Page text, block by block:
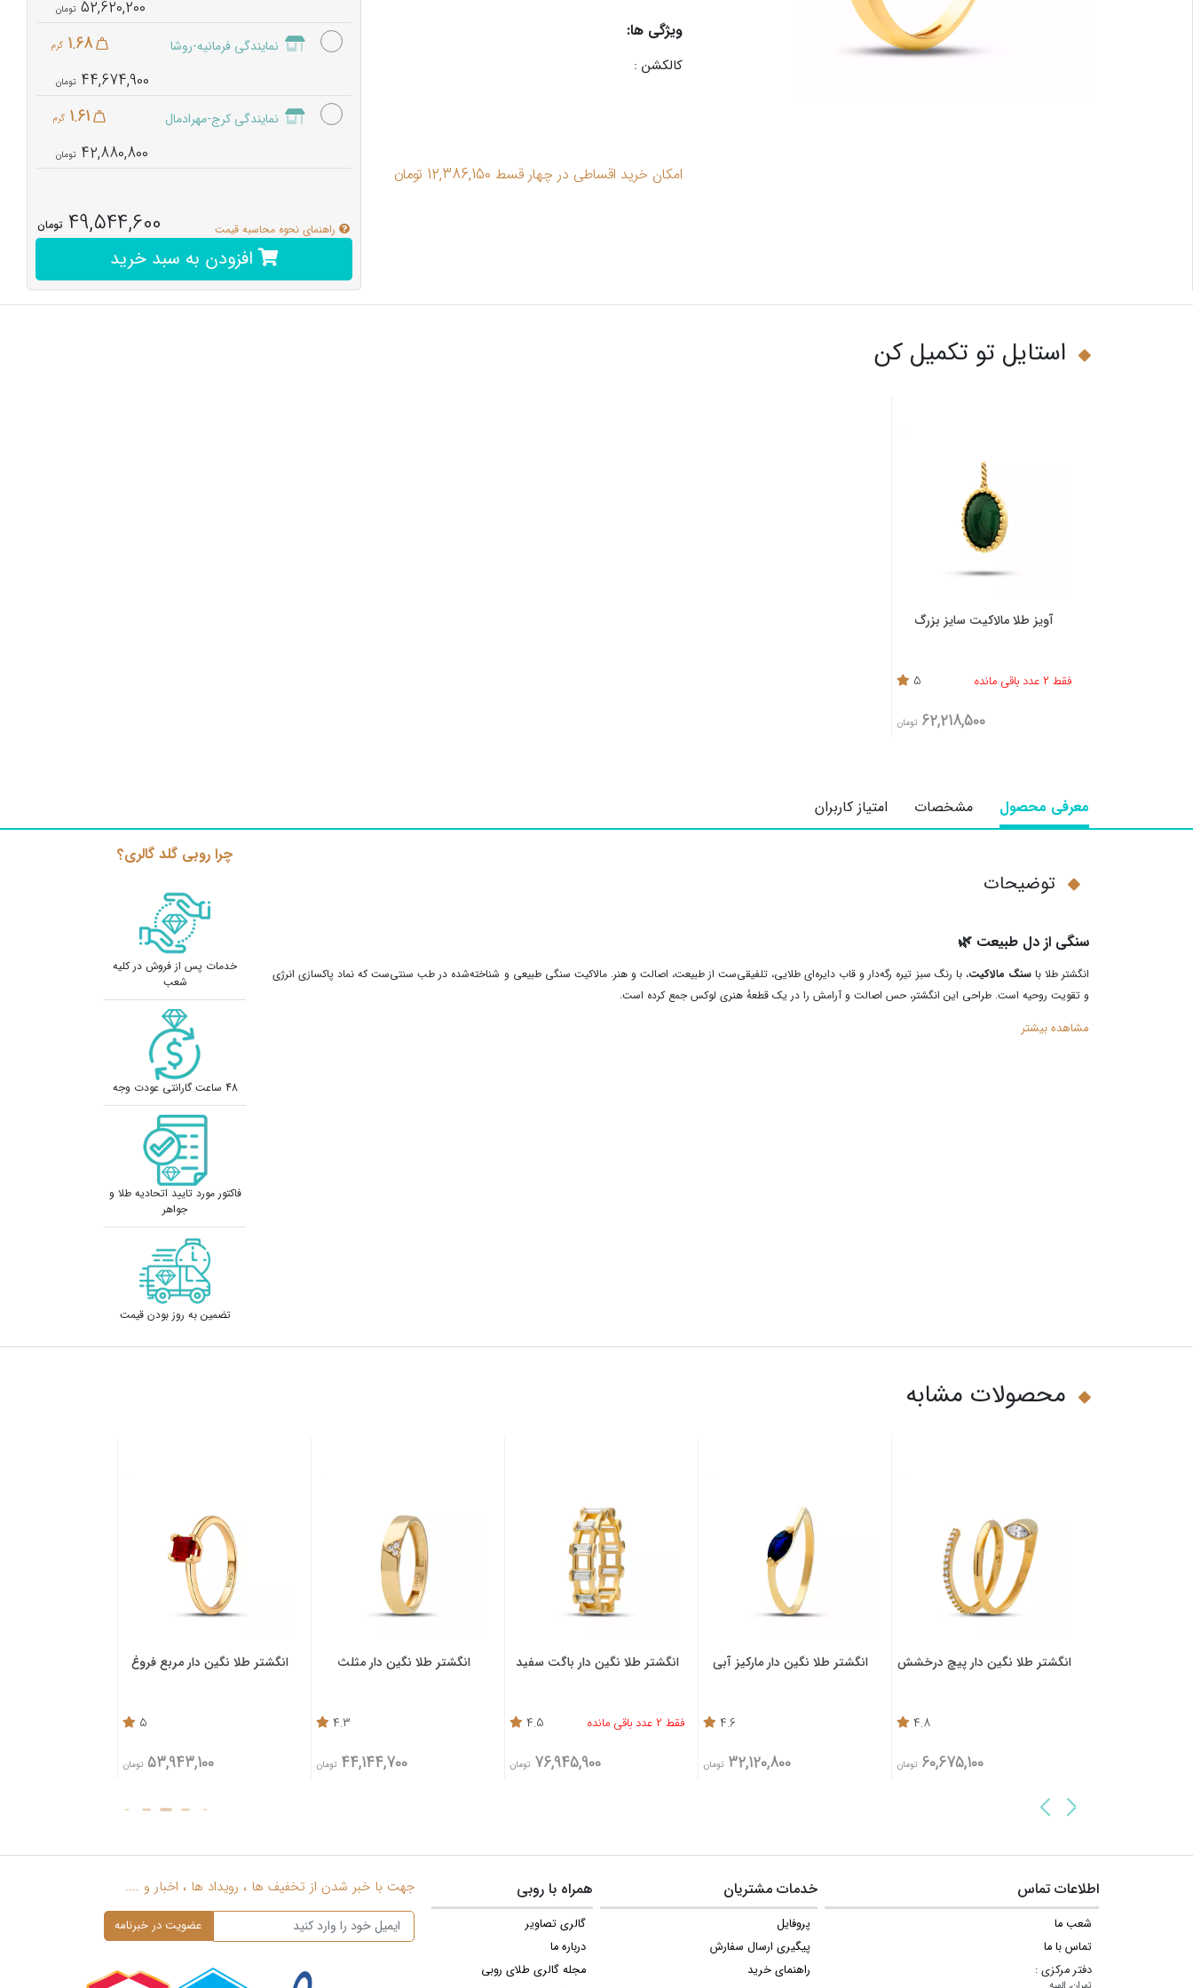
ویژگی ها:
کالکشن :
امکان خرید اقساطی در چهار قسط 12,386,150 تومان
52,620,200
نمایندگی فرمانیه-روشا 1.68 گرم
44,674,900
نمایندگی کرج-مهرادمال 1.61 گرم
42,880,800
49,544,600 تومان راهنمای نحوه محاسبه قیمت
افزودن به سبد خرید
استایل تو تکمیل کن
آویز طلا مالاکیت سایز بزرگ
فقط 2 عدد باقی مانده 5
62,218,500 تومان
معرفی محصول مشخصات امتیاز کاربران
توضیحات
سنگی از دل طبیعت 🌿
انگشتر طلا باسنگ مالاکیت، با رنگ سبز تیره رگه‌دار و قاب دایره‌ای طلایی، تلفیقی‌ست از طبیعت، اصالت و هنر. مالاکیت سنگی طبیعی و شناخته‌شده در طب سنتی‌ست که نماد پاکسازی انرژی
و تقویت روحیه‌ است. طراحی این انگشتر، حس اصالت و آرامش را در یک قطعهٔ هنری لوکس جمع کرده است.
مشاهده بیشتر
چرا روبی گلد گالری؟
خدمات پس از فروش در کلیه
شعب
48 ساعت گارانتی عودت وجه
فاکتور مورد تایید اتحادیه طلا و
جواهر
تضمین به روز بودن قیمت
محصولات مشابه
انگشتر طلا نگین دار پیچ درخشش
4.8
60,675,100 تومان
انگشتر طلا نگین دار مارکیز آبی
4.6
32,120,800 تومان
انگشتر طلا نگین دار باگت سفید
فقط 2 عدد باقی مانده 4.5
76,945,900 تومان
انگشتر طلا نگین دار مثلث
4.3
44,144,700 تومان
انگشتر طلا نگین دار مربع فروغ
5
53,943,100 تومان
اطلاعات تماس
شعب ما
تماس با ما
دفتر مرکزی :
خدمات مشتریان
پروفایل
پیگیری ارسال سفارش
راهنمای خرید
همراه با روبی
گالری تصاویر
درباره ما
مجله گالری طلای روبی
جهت با خبر شدن از تخفیف ها ، رویداد ها ، اخبار و ....